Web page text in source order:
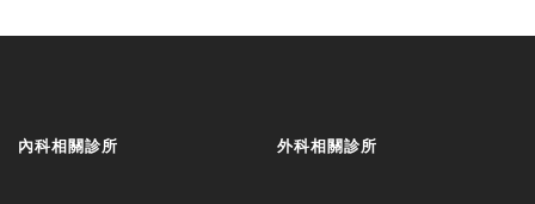
內科相關診所 外科相關診所